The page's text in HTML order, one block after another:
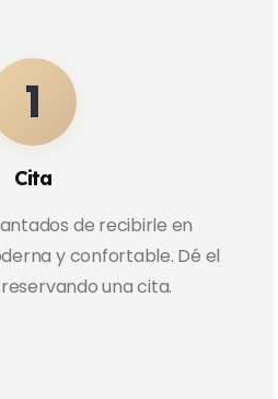
1
Cita
de recibirle en
y confortable. Dé el
una cita.